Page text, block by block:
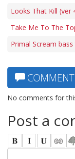
Looks That Kill (ver
Take Me To The
Primal Scream bass
No comments for
Post a